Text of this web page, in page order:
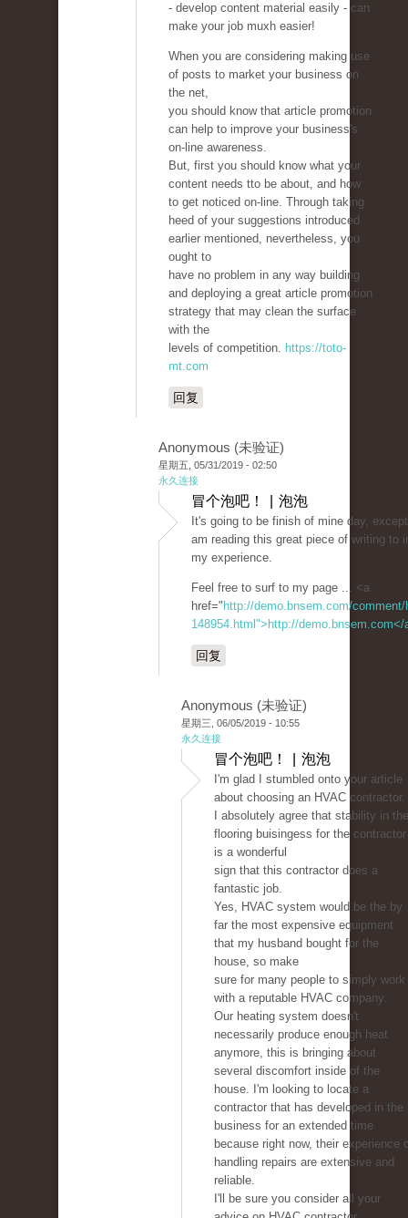
- develop content material easily - can
make your job muxh easier!
When you are considering making use
of posts to market your business on
the net,
you should know that article promotion
can help to improve your business's
on-line awareness.
But, first you should know what your
content needs tto be about, and how
to get noticed on-line. Through taking
heed of your suggestions introduced
earlier mentioned, nevertheless, you
ought to
have no problem in any way building
and deploying a great article promotion
strategy that may clean the surface
with the
levels of competition. https://toto-
mt.com
回复
Anonymous (未验证)
星期五, 05/31/2019 - 02:50
永久连接
冒个泡吧！ | 泡泡
It's going to be finish of mine day,
am reading this great piece of writing to
my experience.
Feel free to surf to my page ... <a
href=" http://demo.bnsem.com/
148954.html">http://demo.bnsem.com</
回复
Anonymous (未验证)
星期三, 06/05/2019 - 10:55
永久连接
冒个泡吧！ | 泡泡
I'm glad I stumbled onto your article
about choosing an HVAC contractor.
I absolutely agree that stability in the
flooring buisingess for the contractor
is a wonderful
sign that this contractor does a
fantastic job.
Yes, HVAC system would be the by
far the most expensive equipment
that my husband bought for the
house, so make
sure for many people to simply work
with a reputable HVAC company.
Our heating system doesn't
necessarily produce enough heat
anymore, this is bringing about
several discomfort inside of the
house. I'm looking to locate a
contractor that has developed in the
business for an extended time
because right now, their experience
handling repairs are extensive and
reliable.
I'll be sure you consider all your